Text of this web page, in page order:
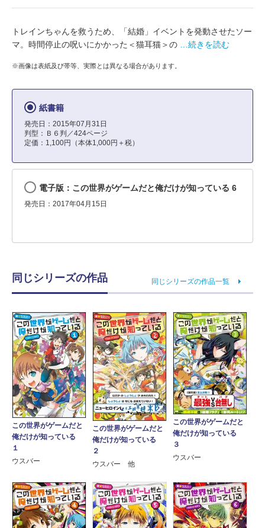
トレインちゃんを救うため、「結婚」イベントを発動させたソー
マ。時間停止の呪いにかかった＜猫耳猫＞の
…続きを読む
※画像は表紙及び帯等、実際とは異なる場合があります。
紙書籍
発売日：2015年07月31日
判型：Ｂ６判／424ページ
定価：1,100円（本体1,000円＋税）
電子版：この世界がゲームだと俺だけが知っている 6
発売日：2017年04月15日
同じシリーズの作品 同じシリーズの作品一覧
この世界がゲームだと
俺だけが知っている
１
ウスバー
この世界がゲームだと
俺だけが知っている
２
ウスバー 他
この世界がゲームだと
俺だけが知っている
３
ウスバー